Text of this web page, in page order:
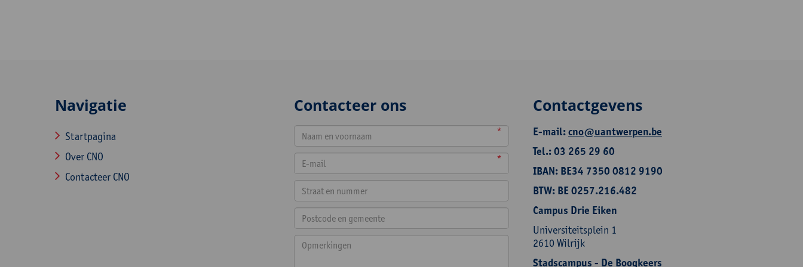
Navigatie
Startpagina
Over CNO
Contacteer CNO
Contacteer ons
*
*
Contactgevens
E-mail:cno@uantwerpen.be
Tel.: 03 265 29 60
IBAN: BE34 7350 0812 9190
BTW: BE 0257.216.482
Campus Drie Eiken
Universiteitsplein 1
2610 Wilrijk
Stadscampus - De Boogkeers